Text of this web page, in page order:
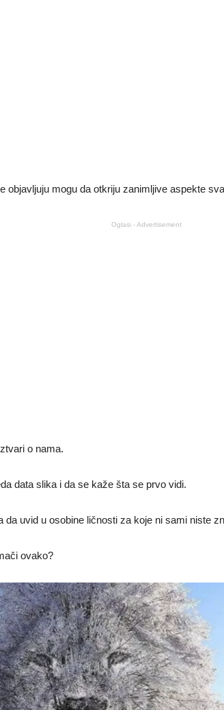
objavljuju mogu da otkriju zanimljive aspekte
Oglasi - Advertisement
o nama.
data slika i da se kaže šta se prvo vidi.
da uvid u osobine ličnosti za koje ni sami niste
ovako?